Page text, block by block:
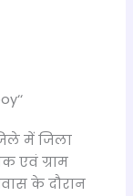
में जिला
एवं ग्राम
के दौरान